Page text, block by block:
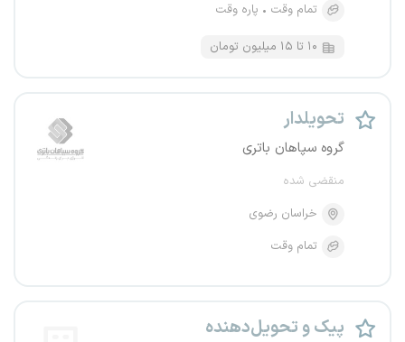
تمام وقت
پاره وقت
۱۰ تا ۱۵ میلیون تومان
تحویلدار
گروه سپاهان باتری
منقضی شده
خراسان رضوی
تمام وقت
پیک و تحویل‌دهنده